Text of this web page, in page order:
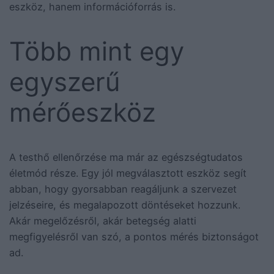
eszköz, hanem információforrás is.
Több mint egy
egyszerű
mérőeszköz
A testhő ellenőrzése ma már az egészségtudatos
életmód része. Egy jól megválasztott eszköz segít
abban, hogy gyorsabban reagáljunk a szervezet
jelzéseire, és megalapozott döntéseket hozzunk.
Akár megelőzésről, akár betegség alatti
megfigyelésről van szó, a pontos mérés biztonságot
ad.